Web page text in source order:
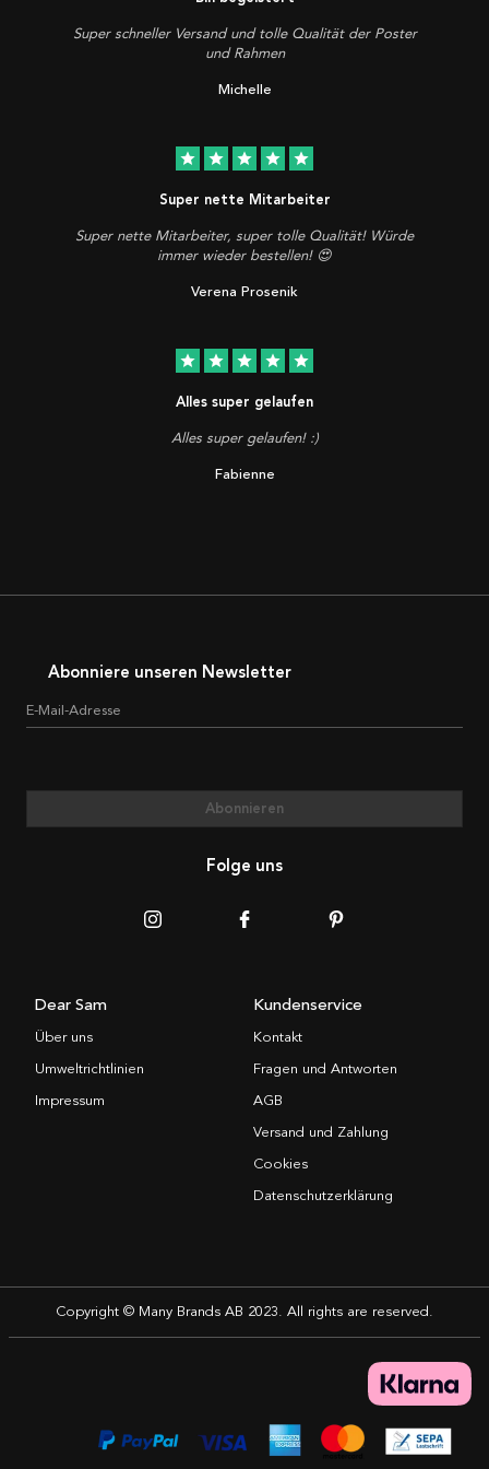
Super schneller Versand und tolle Qualität der Poster
und Rahmen
Michelle
star star star star star
Super nette Mitarbeiter
Super nette Mitarbeiter, super tolle Qualität! Würde
immer wieder bestellen! 😍
Verena Prosenik
star star star star star
Alles super gelaufen
Alles super gelaufen! :)
Fabienne
Abonniere unseren Newsletter
E-Mail-Adresse
Abonnieren
Folge uns
Dear Sam
Über uns
Umweltrichtlinien
Impressum
Kundenservice
Kontakt
Fragen und Antworten
AGB
Versand und Zahlung
Cookies
Datenschutzerklärung
Copyright © Many Brands AB 2023. All rights are reserved.